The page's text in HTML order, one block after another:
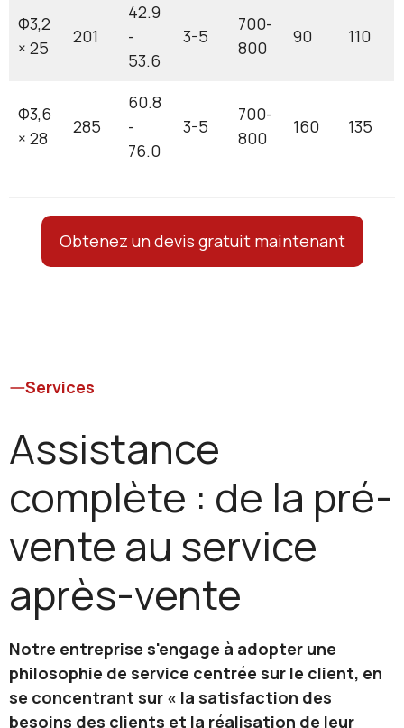
Φ3,2
× 25
201
42.9
-
53.6
3-5
700-
800
90 110
Φ3,6
× 28
285
60.8
-
76.0
3-5
700-
800
160 135
Obtenez un devis gratuit maintenant
Services
Assistance
complète : de la pré-
vente au service
après-vente
Notre entreprise s'engage à adopter une
philosophie de service centrée sur le client, en
se concentrant sur « la satisfaction des
besoins des clients et la réalisation de leur